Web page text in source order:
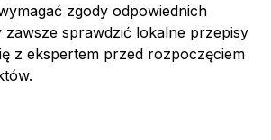
zgody odpowiednich
zawsze sprawdzić lokalne przepisy
z ekspertem przed rozpoczęciem